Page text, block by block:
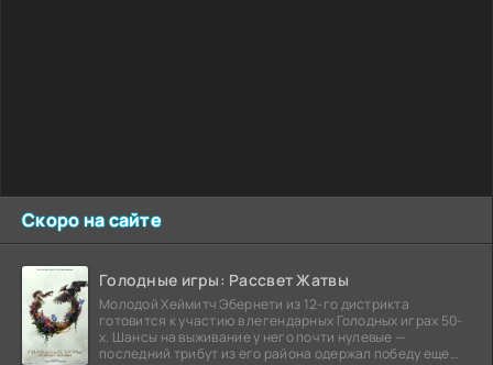
Скоро на сайте
Голодные игры: Рассвет Жатвы
Молодой Хеймитч Эбернети из 12-го дистрикта
готовится к участию в легендарных Голодных играх 50-
х. Шансы на выживание у него почти нулевые —
последний трибут из его района одержал победу еще